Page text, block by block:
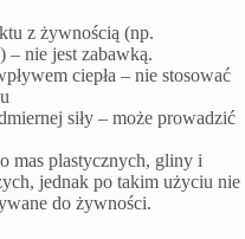
z żywnością (np.
nie jest zabawką.
ciepła – nie stosować
siły – może prowadzić
mas plastycznych, gliny i
jednak po takim użyciu nie
do żywności.